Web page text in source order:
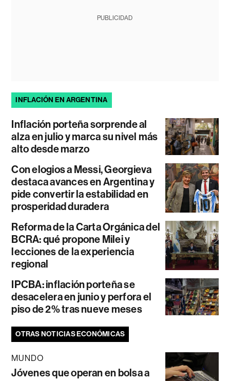
PUBLICIDAD
INFLACIÓN EN ARGENTINA
Inflación porteña sorprende al
alza en julio y marca su nivel más
alto desde marzo
Con elogios a Messi, Georgieva
destaca avances en Argentina y
pide convertir la estabilidad en
prosperidad duradera
Reforma de la Carta Orgánica del
BCRA: qué propone Milei y
lecciones de la experiencia
regional
IPCBA: inflación porteña se
desacelera en junio y perfora el
piso de 2% tras nueve meses
OTRAS NOTICIAS ECONÓMICAS
MUNDO
Jóvenes que operan en bolsa a